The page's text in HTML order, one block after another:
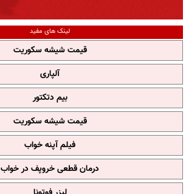
لینک های مفید
قیمت شیشه سکوریت
آلپاری
بیم دتکتور
قیمت شیشه سکوریت
فیلم آپنه خواب
درمان قطعی خروپف در خواب